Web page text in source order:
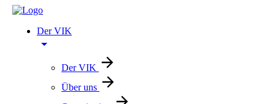
Der VIK
Der VIK
Über uns